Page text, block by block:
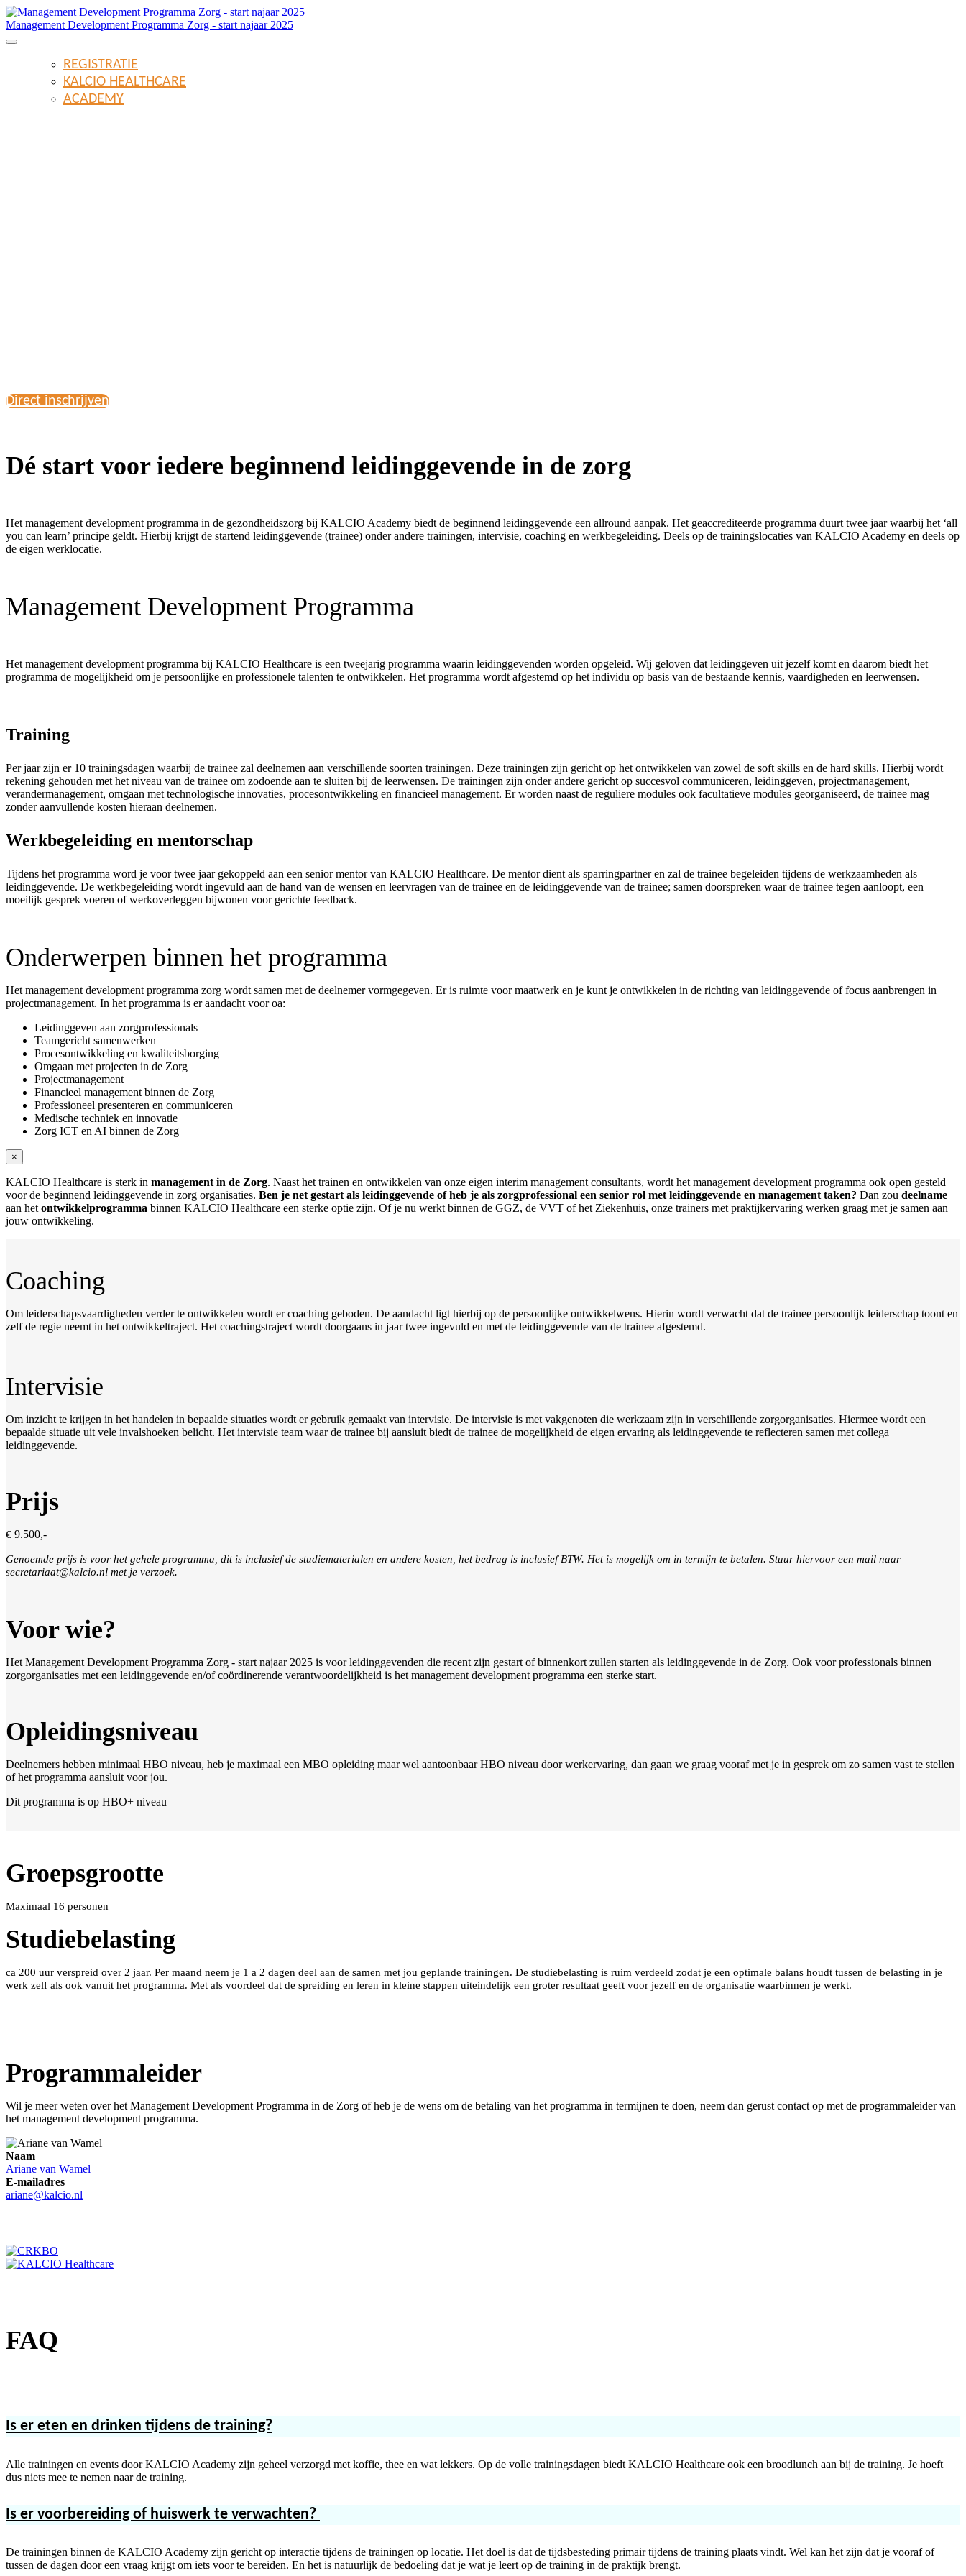
Management Development Programma Zorg - start najaar 2025
REGISTRATIE
KALCIO HEALTHCARE
ACADEMY
Direct inschrijven
Dé start voor iedere beginnend leidinggevende in de zorg
Het management development programma in de gezondheidszorg bij KALCIO Academy biedt de beginnend leidinggevende een allround aanpak. Het geaccrediteerde programma duurt twee jaar waarbij het ‘all
you can learn’ principe geldt. Hierbij krijgt de startend leidinggevende (trainee) onder andere trainingen, intervisie, coaching en werkbegeleiding. Deels op de trainingslocaties van KALCIO Academy en deels op
de eigen werklocatie.
Management Development Programma
Het management development programma bij KALCIO Healthcare is een tweejarig programma waarin leidinggevenden worden opgeleid. Wij geloven dat leidinggeven uit jezelf komt en daarom biedt het
programma de mogelijkheid om je persoonlijke en professionele talenten te ontwikkelen. Het programma wordt afgestemd op het individu op basis van de bestaande kennis, vaardigheden en leerwensen.
Training
Per jaar zijn er 10 trainingsdagen waarbij de trainee zal deelnemen aan verschillende soorten trainingen. Deze trainingen zijn gericht op het ontwikkelen van zowel de soft skills en de hard skills. Hierbij wordt
rekening gehouden met het niveau van de trainee om zodoende aan te sluiten bij de leerwensen. De trainingen zijn onder andere gericht op succesvol communiceren, leidinggeven, projectmanagement,
verandermanagement, omgaan met technologische innovaties, procesontwikkeling en financieel management. Er worden naast de reguliere modules ook facultatieve modules georganiseerd, de trainee mag
zonder aanvullende kosten hieraan deelnemen.
Werkbegeleiding en mentorschap
Tijdens het programma word je voor twee jaar gekoppeld aan een senior mentor van KALCIO Healthcare. De mentor dient als sparringpartner en zal de trainee begeleiden tijdens de werkzaamheden als
leidinggevende. De werkbegeleiding wordt ingevuld aan de hand van de wensen en leervragen van de trainee en de leidinggevende van de trainee; samen doorspreken waar de trainee tegen aanloopt, een
moeilijk gesprek voeren of werkoverleggen bijwonen voor gerichte feedback.
Onderwerpen binnen het programma
Het management development programma zorg wordt samen met de deelnemer vormgegeven. Er is ruimte voor maatwerk en je kunt je ontwikkelen in de richting van leidinggevende of focus aanbrengen in
projectmanagement. In het programma is er aandacht voor oa:
Leidinggeven aan zorgprofessionals
Teamgericht samenwerken
Procesontwikkeling en kwaliteitsborging
Omgaan met projecten in de Zorg
Projectmanagement
Financieel management binnen de Zorg
Professioneel presenteren en communiceren
Medische techniek en innovatie
Zorg ICT en AI binnen de Zorg
×
KALCIO Healthcare is sterk in management in de Zorg. Naast het trainen en ontwikkelen van onze eigen interim management consultants, wordt het management development programma ook open gesteld
voor de beginnend leidinggevende in zorg organisaties. Ben je net gestart als leidinggevende of heb je als zorgprofessional een senior rol met leidinggevende en management taken? Dan zou deelname
aan het ontwikkelprogramma binnen KALCIO Healthcare een sterke optie zijn. Of je nu werkt binnen de GGZ, de VVT of het Ziekenhuis, onze trainers met praktijkervaring werken graag met je samen aan
jouw ontwikkeling.
Coaching
Om leiderschapsvaardigheden verder te ontwikkelen wordt er coaching geboden. De aandacht ligt hierbij op de persoonlijke ontwikkelwens. Hierin wordt verwacht dat de trainee persoonlijk leiderschap toont en
zelf de regie neemt in het ontwikkeltraject. Het coachingstraject wordt doorgaans in jaar twee ingevuld en met de leidinggevende van de trainee afgestemd.
Intervisie
Om inzicht te krijgen in het handelen in bepaalde situaties wordt er gebruik gemaakt van intervisie. De intervisie is met vakgenoten die werkzaam zijn in verschillende zorgorganisaties. Hiermee wordt een
bepaalde situatie uit vele invalshoeken belicht. Het intervisie team waar de trainee bij aansluit biedt de trainee de mogelijkheid de eigen ervaring als leidinggevende te reflecteren samen met collega
leidinggevende.
Prijs
€ 9.500,-
Genoemde prijs is voor het gehele programma, dit is inclusief de studiematerialen en andere kosten, het bedrag is inclusief BTW. Het is mogelijk om in termijn te betalen. Stuur hiervoor een mail naar
secretariaat@kalcio.nl met je verzoek.
Voor wie?
Het Management Development Programma Zorg - start najaar 2025 is voor leidinggevenden die recent zijn gestart of binnenkort zullen starten als leidinggevende in de Zorg. Ook voor professionals binnen
zorgorganisaties met een leidinggevende en/of coördinerende verantwoordelijkheid is het management development programma een sterke start.
Opleidingsniveau
Deelnemers hebben minimaal HBO niveau, heb je maximaal een MBO opleiding maar wel aantoonbaar HBO niveau door werkervaring, dan gaan we graag vooraf met je in gesprek om zo samen vast te stellen
of het programma aansluit voor jou.
Dit programma is op HBO+ niveau
Groepsgrootte
Maximaal 16 personen
Studiebelasting
ca 200 uur verspreid over 2 jaar. Per maand neem je 1 a 2 dagen deel aan de samen met jou geplande trainingen. De studiebelasting is ruim verdeeld zodat je een optimale balans houdt tussen de belasting in je
werk zelf als ook vanuit het programma. Met als voordeel dat de spreiding en leren in kleine stappen uiteindelijk een groter resultaat geeft voor jezelf en de organisatie waarbinnen je werkt.
Programmaleider
Wil je meer weten over het Management Development Programma in de Zorg of heb je de wens om de betaling van het programma in termijnen te doen, neem dan gerust contact op met de programmaleider van
het management development programma.
Naam
Ariane van Wamel
E-mailadres
ariane@kalcio.nl
FAQ
Is er eten en drinken tijdens de training?
Alle trainingen en events door KALCIO Academy zijn geheel verzorgd met koffie, thee en wat lekkers. Op de volle trainingsdagen biedt KALCIO Healthcare ook een broodlunch aan bij de training. Je hoeft
dus niets mee te nemen naar de training.
Is er voorbereiding of huiswerk te verwachten?
De trainingen binnen de KALCIO Academy zijn gericht op interactie tijdens de trainingen op locatie. Het doel is dat de tijdsbesteding primair tijdens de training plaats vindt. Wel kan het zijn dat je vooraf of
tussen de dagen door een vraag krijgt om iets voor te bereiden. En het is natuurlijk de bedoeling dat je wat je leert op de training in de praktijk brengt.